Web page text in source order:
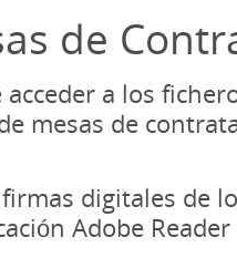
de
acceder a los
mesas de
digitales de
Adobe Reader